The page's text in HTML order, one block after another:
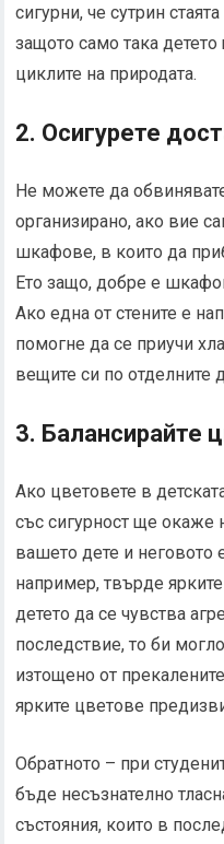
сигурни, че сутрин
защото само така
циклите на природата.
2. Осигурете
Не можете да
организирано, ако вие
шкафове, в които да
Ето защо, добре е
Ако една от стените е
помогне да се приучи
вещите си по отделните
3. Балансирайте
Ако цветовете в
със сигурност ще окаже
вашето дете и неговото
например, твърде
детето да се чувства
последствие, то би
изтощено от
ярките цветове
Обратното – при
бъде несъзнателно
състояния, които в